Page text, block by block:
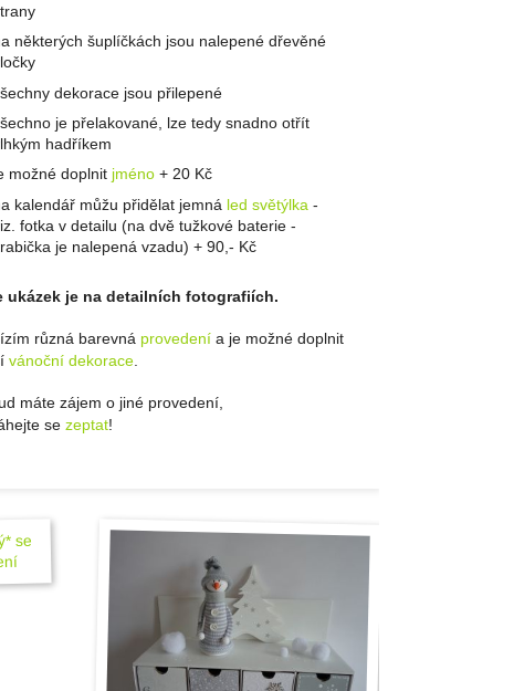
některých šuplíčkách jsou nalepené dřevěné
dekorace jsou přilepené
je přelakované, lze tedy snadno otřít
hadříkem
možné doplnit jméno + 20 Kč
kalendář můžu přidělat jemná led světýlka -
fotka v detailu (na dvě tužkové baterie -
je nalepená vzadu) + 90,- Kč
ukázek je na detailních fotografiích.
různá barevná provedenía je možné doplnit
vánoční dekorace.
máte zájem o jiné provedení,
se zeptat!